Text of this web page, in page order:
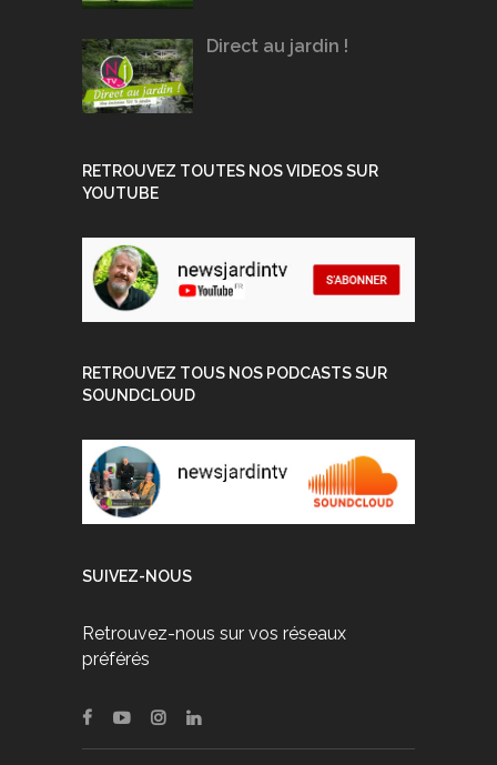
Direct au jardin !
RETROUVEZ TOUTES NOS VIDEOS SUR
YOUTUBE
RETROUVEZ TOUS NOS PODCASTS SUR
SOUNDCLOUD
SUIVEZ-NOUS
Retrouvez-nous sur vos réseaux
préférés